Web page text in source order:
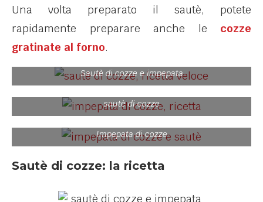
Una volta preparato il sautè, potete
rapidamente preparare anche le cozze
gratinate al forno.
Sautè di cozze e impepata
sautè di cozze
Impepata di cozze
Sautè di cozze: la ricetta